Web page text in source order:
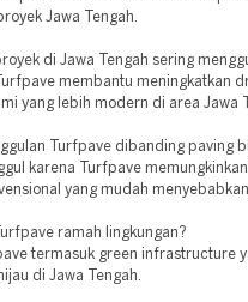
Jawa Tengah.
di Jawa Tengah sering
membantu meningkatkan
yang lebih modern di area Jawa
Turfpave dibanding paving
karena Turfpave
yang mudah
ramah lingkungan?
termasuk green infrastructure
di Jawa Tengah.